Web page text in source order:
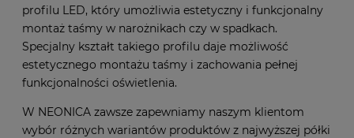
profilu LED, który umożliwia estetyczny i funkcjonalny
montaż taśmy w narożnikach czy w spadkach.
Specjalny kształt takiego profilu daje możliwość
estetycznego montażu taśmy i zachowania pełnej
funkcjonalności oświetlenia.
W NEONICA zawsze zapewniamy naszym klientom
wybór różnych wariantów produktów z najwyższej półki